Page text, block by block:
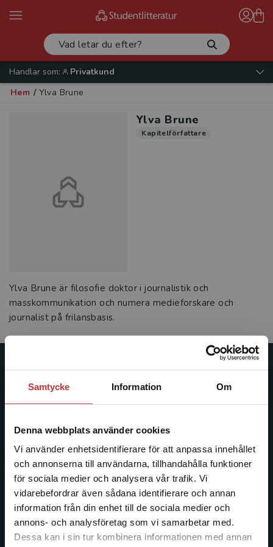
Samtycke Information Om
Denna webbplats använder cookies
Vi använder enhetsidentifierare för att anpassa innehållet
och annonserna till användarna, tillhandahålla funktioner
för sociala medier och analysera vår trafik. Vi
vidarebefordrar även sådana identifierare och annan
information från din enhet till de sociala medier och
annons- och analysföretag som vi samarbetar med.
Dessa kan i sin tur kombinera informationen med annan
Begränsad fraktregion
Handlar som:
Privatkund
Hem / Ylva Brune
Ylva Brune
Kapitelförfattare
Ylva Brune är filosofie doktor i journalistik och
masskommunikation och numera medieforskare och
journalist på frilansbasis.
Studentlitteratur
Studentlitteratur grundades 1963 och är idag Sveriges
facklitteratur, utbildningar och digitala
informationstjänster i utbudet, finns Studentlitteratur med
längs hela kunskapsresan.
Kontakta oss
Kontakta oss